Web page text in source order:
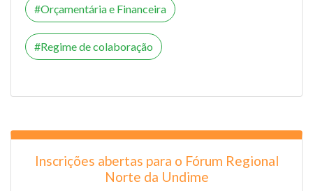
Orçamentária e Financeira
Regime de colaboração
Inscrições abertas para o Fórum Regional
Norte da Undime